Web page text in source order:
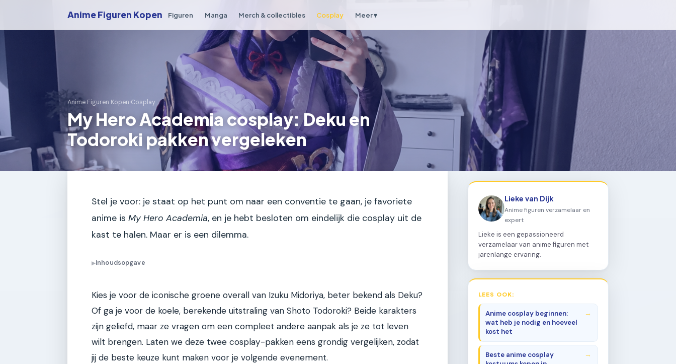
Anime Figuren Kopen Figuren Manga Merch & collectibles Cosplay Meer ▾
Anime Figuren Kopen›Cosplay
My Hero Academia cosplay: Deku en
Todoroki pakken vergeleken
Stel je voor: je staat op het punt om naar een conventie te gaan, je favoriete
anime is My Hero Academia, en je hebt besloten om eindelijk die cosplay uit de
kast te halen. Maar er is een dilemma.
▶Inhoudsopgave
Kies je voor de iconische groene overall van Izuku Midoriya, beter bekend als Deku?
Of ga je voor de koele, berekende uitstraling van Shoto Todoroki? Beide karakters
zijn geliefd, maar ze vragen om een compleet andere aanpak als je ze tot leven
wilt brengen. Laten we deze twee cosplay-pakken eens grondig vergelijken, zodat
jij de beste keuze kunt maken voor je volgende evenement.
Lieke van Dijk
Anime figuren verzamelaar en
expert
Lieke is een gepassioneerd
verzamelaar van anime figuren met
jarenlange ervaring.
LEES OOK:
Anime cosplay beginnen:
wat heb je nodig en hoeveel
kost het
Beste anime cosplay